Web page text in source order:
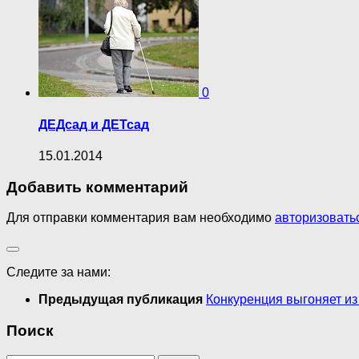
0
ДЕДсад и ДЕТсад
15.01.2014
Добавить комментарий
Для отправки комментария вам необходимо
Следите за нами:
Предыдущая публикация Конкуренция выгоняет
Поиск